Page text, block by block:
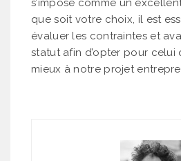
s’impose comme un
que soit votre choix, il est
évaluer les contraintes et
statut afin d’opter pour
mieux à notre projet